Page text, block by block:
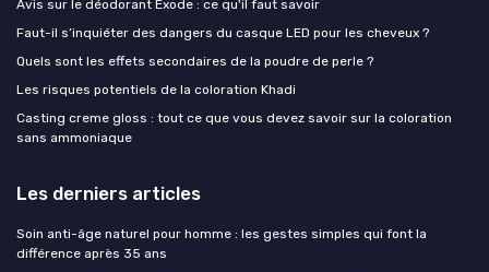
Avis sur le déodorant Exode : ce qu'il faut savoir
Faut-il s’inquiéter des dangers du casque LED pour les cheveux ?
Quels sont les effets secondaires de la poudre de perle ?
Les risques potentiels de la coloration Khadi
Casting creme gloss : tout ce que vous devez savoir sur la coloration
sans ammoniaque
Les derniers articles
Soin anti-âge naturel pour homme : les gestes simples qui font la
différence après 35 ans